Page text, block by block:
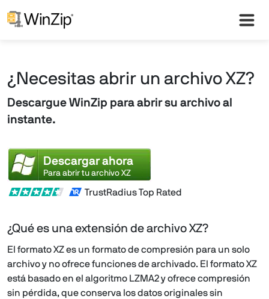
¿Necesitas abrir un archivo XZ?
Descargue WinZip para abrir su archivo al
instante.
Descargar ahora
Para abrir tu archivo XZ
TrustRadius Top Rated
¿Qué es una extensión de archivo XZ?
El formato XZ es un formato de compresión para un solo
archivo y no ofrece funciones de archivado. El formato XZ
está basado en el algoritmo LZMA2 y ofrece compresión
sin pérdida, que conserva los datos originales sin